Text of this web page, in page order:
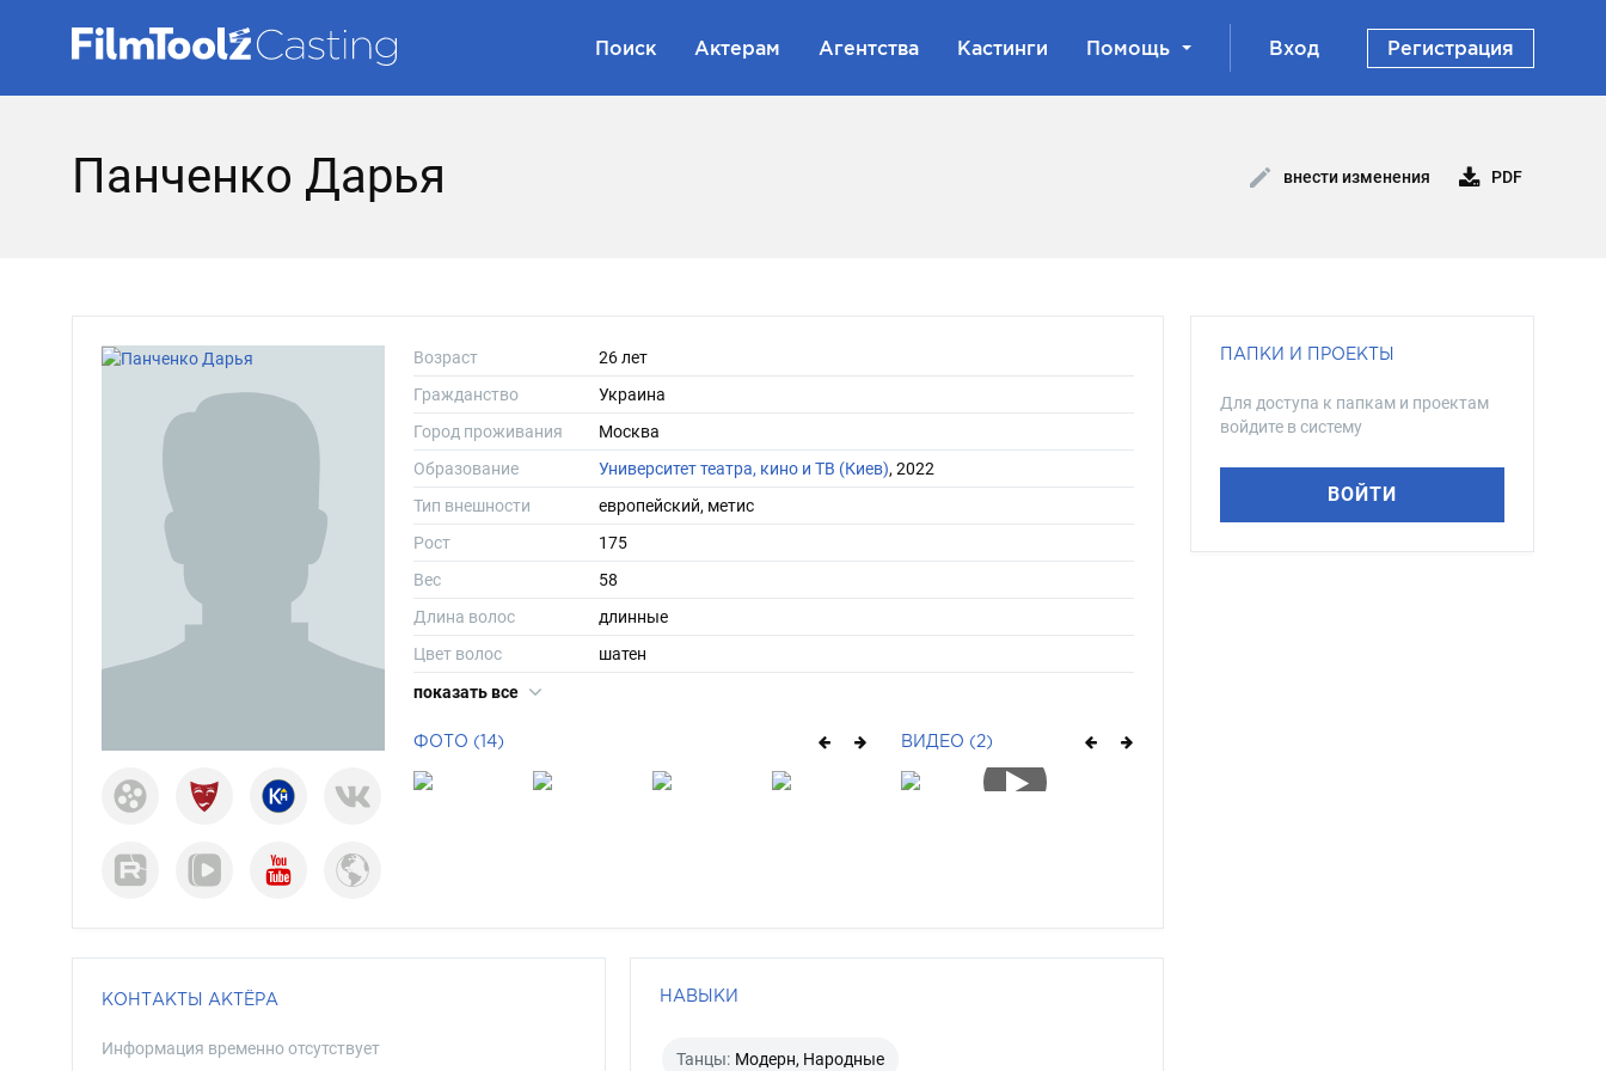
Поиск Актерам Агентства Кастинги Помощь Вход Регистрация
Панченко Дарья внести изменения PDF
Возраст
26 лет
Гражданство
Украина
Город проживания
Москва
Образование
Университет театра, кино и ТВ (Киев), 2022
Тип внешности
европейский, метис
Рост
175
Вес
58
Длина волос
длинные
Цвет волос
шатен
Цвет глаз
показать все
ФОТО (14) ВИДЕО (2)
КОНТАКТЫ АКТЁРА
Информация временно отсутствует
НАВЫКИ
Танцы: Модерн, Народные
ПАПКИ И ПРОЕКТЫ
Для доступа к папкам и проектам
войдите в систему
ВОЙТИ